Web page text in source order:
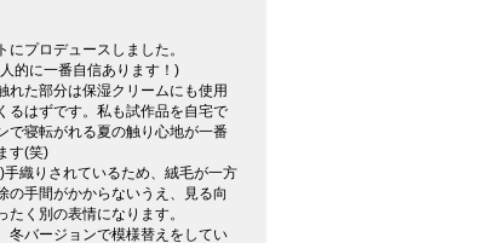
プロデュースしました。
的に一番自信あります！)
れた部分は保湿クリームにも使用
るはずです。私も試作品を自宅で
で寝転がれる夏の触り心地が一番
す(笑)
織りされているため、絨毛が一方
の手間がかからないうえ、見る向
く別の表情になります。
冬バージョンで模様替えをしてい